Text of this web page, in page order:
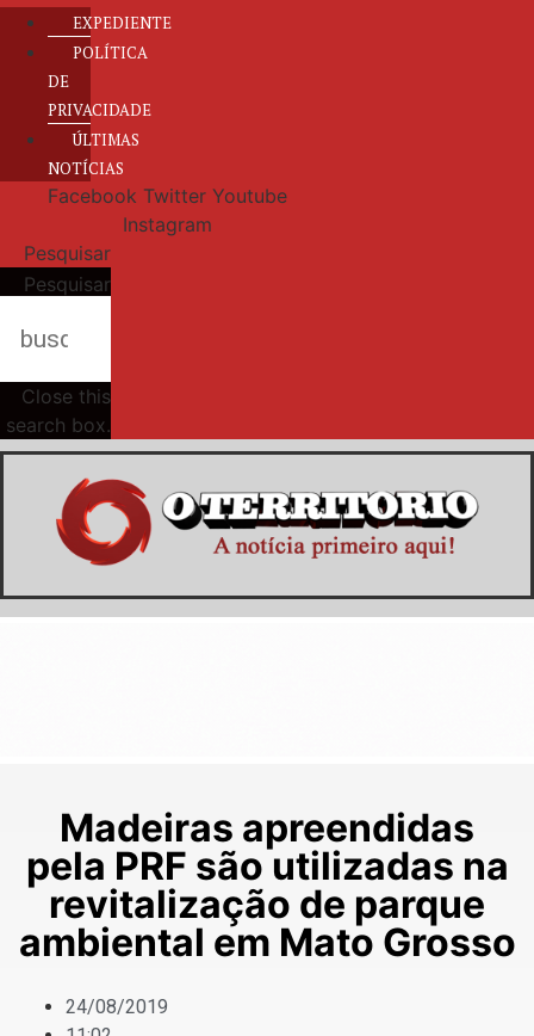
EXPEDIENTE
POLÍTICA
DE
PRIVACIDADE
ÚLTIMAS
NOTÍCIAS
Facebook Twitter Youtube
Instagram
Pesquisar
Pesquisar
Close this
search box.
Madeiras apreendidas
pela PRF são utilizadas na
revitalização de parque
ambiental em Mato Grosso
24/08/2019